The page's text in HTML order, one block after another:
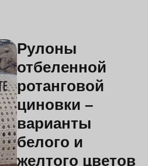
Рулоны
отбеленной
ротанговой
циновки –
варианты
белого и
желтого цветов